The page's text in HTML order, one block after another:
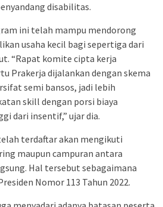
disabilitas.
ini telah mampu mendorong
usaha kecil bagi sepertiga dari
“Rapat komite cipta kerja
Prakerja dijalankan dengan skema
semi bansos, jadi lebih
skill dengan porsi biaya
dari insentif,” ujar dia.
terdaftar akan mengikuti
maupun campuran antara
Hal tersebut sebagaimana
Nomor 113 Tahun 2022.